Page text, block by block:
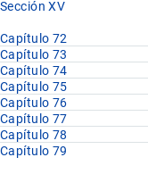
Sección XV
Capítulo 72
Capítulo 73
Capítulo 74
Capítulo 75
Capítulo 76
Capítulo 77
Capítulo 78
Capítulo 79